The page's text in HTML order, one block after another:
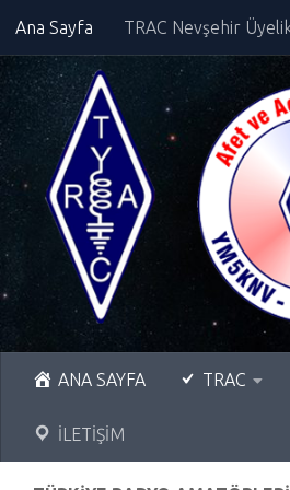
Skip to content
Ana Sayfa TRAC Nevşehir
ANA SAYFA TRAC
İLETİŞİM